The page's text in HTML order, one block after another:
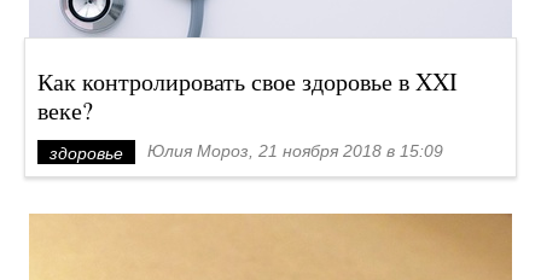
Как контролировать свое здоровье в XXI
веке?
здоровье Юлия Мороз, 21 ноября 2018 в 15:09